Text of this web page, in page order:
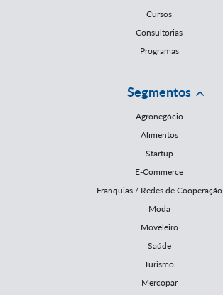
Cursos
Consultorias
Programas
Segmentos
Agronegócio
Alimentos
Startup
E-Commerce
Franquias / Redes de Cooperação
Moda
Moveleiro
Saúde
Turismo
Mercopar